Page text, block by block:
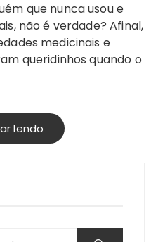
não é verdade? Afinal,
medicinais e
queridinhos quando o
lendo